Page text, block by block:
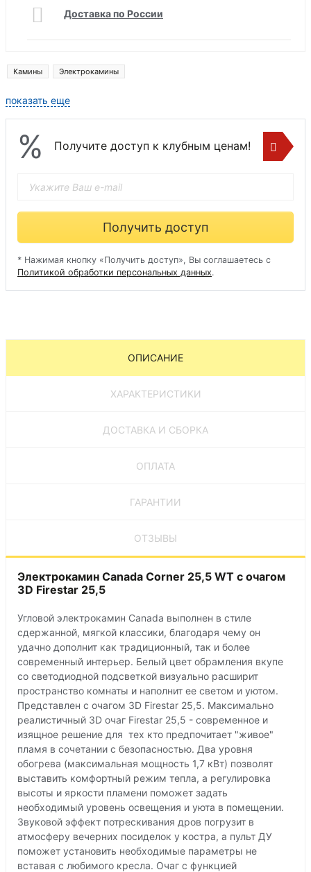
Доставка по России
Камины Электрокамины
показать еще
% Получите доступ к клубным ценам!
Получить доступ
* Нажимая кнопку «Получить доступ», Вы соглашаетесь с
Политикой обработки персональных данных.
ОПИСАНИЕ
ХАРАКТЕРИСТИКИ
ДОСТАВКА И СБОРКА
ОПЛАТА
ГАРАНТИИ
ОТЗЫВЫ
Электрокамин Canada Corner 25,5 WT с очагом
3D Firestar 25,5
Угловой электрокамин Canada выполнен в стиле
сдержанной, мягкой классики, благодаря чему он
удачно дополнит как традиционный, так и более
современный интерьер. Белый цвет обрамления вкупе
со светодиодной подсветкой визуально расширит
пространство комнаты и наполнит ее светом и уютом.
Представлен с очагом 3D Firestar 25,5. Максимально
реалистичный 3D очаг Firestar 25,5 - современное и
изящное решение для тех кто предпочитает "живое"
пламя в сочетании с безопасностью. Два уровня
обогрева (максимальная мощность 1,7 кВт) позволят
выставить комфортный режим тепла, а регулировка
высоты и яркости пламени поможет задать
необходимый уровень освещения и уюта в помещении.
Звуковой эффект потрескивания дров погрузит в
атмосферу вечерних посиделок у костра, а пульт ДУ
поможет установить необходимые параметры не
вставая с любимого кресла. Очаг с функцией